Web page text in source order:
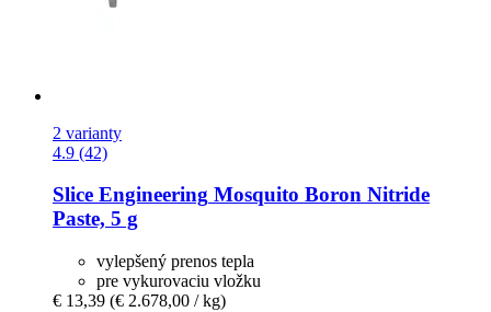
2 varianty
4.9 (42)
Slice Engineering Mosquito Boron Nitride
Paste, 5 g
vylepšený prenos tepla
pre vykurovaciu vložku
€ 13,39 (€ 2.678,00 / kg)